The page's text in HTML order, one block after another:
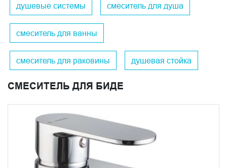
благородное хромированное покрытие всех
инновационная система "тропического дождя";
компактные встраиваемые решения;
универсальный современный дизайн;
оптимальное соотношение цены и качества.
Центральным элементом коллекции становится
"тропического дождя", которая превращает обычные
водные процедуры в сеанс спа-терапии.
Встраиваемые душевые системы органично
вписываются в современные интерьеры, сочетая
компактность с максимальной функциональностью.
душевые системы смеситель для душа
смеситель для ванны
смеситель для раковины душевая стойка
СМЕСИТЕЛЬ ДЛЯ БИДЕ